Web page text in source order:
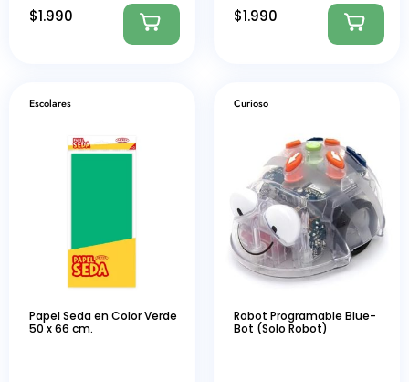
$1.990 $1.990
Escolares
Papel Seda en Color Verde
50 x 66 cm.
Curioso
Robot Programable Blue-
Bot (Solo Robot)